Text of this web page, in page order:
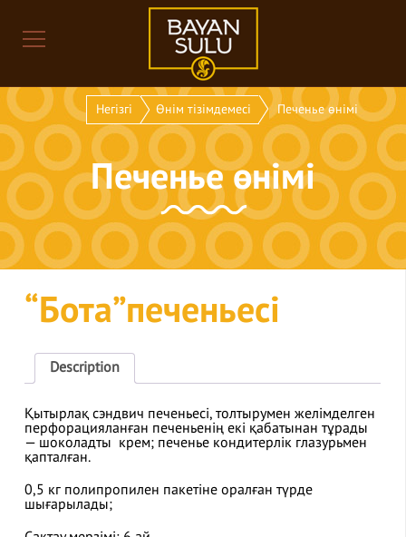
Негізгі Өнім тізімдемесі Печенье өнімі
Печенье өнімі
“Бота”печеньесі
Description
Қытырлақ сэндвич печеньесі, толтырумен желімделген
перфорацияланған печеньенің екі қабатынан тұрады
— шоколадты крем; печенье кондитерлік глазурьмен
қапталған.
0,5 кг полипропилен пакетіне оралған түрде
шығарылады;